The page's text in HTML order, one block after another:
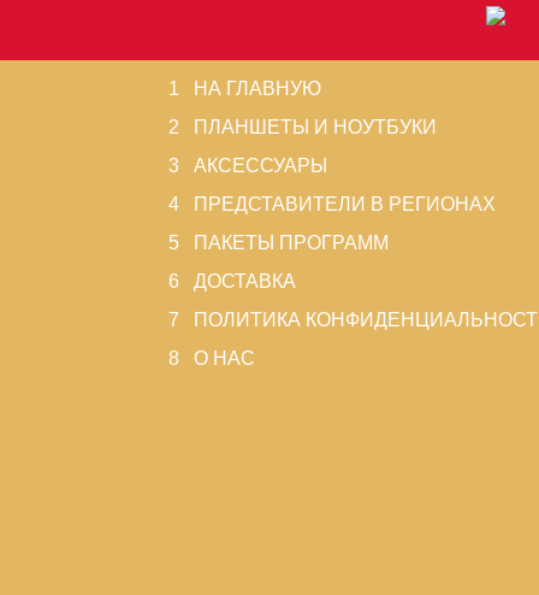
1 НА ГЛАВНУЮ
2 ПЛАНШЕТЫ И НОУТБУКИ
3 АКСЕССУАРЫ
4 ПРЕДСТАВИТЕЛИ В РЕГИОНАХ
5 ПАКЕТЫ ПРОГРАММ
6 ДОСТАВКА
7 ПОЛИТИКА
8 О НАС